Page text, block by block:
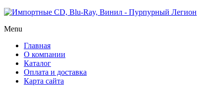
Menu
Главная
О компании
Каталог
Оплата и доставка
Карта сайта